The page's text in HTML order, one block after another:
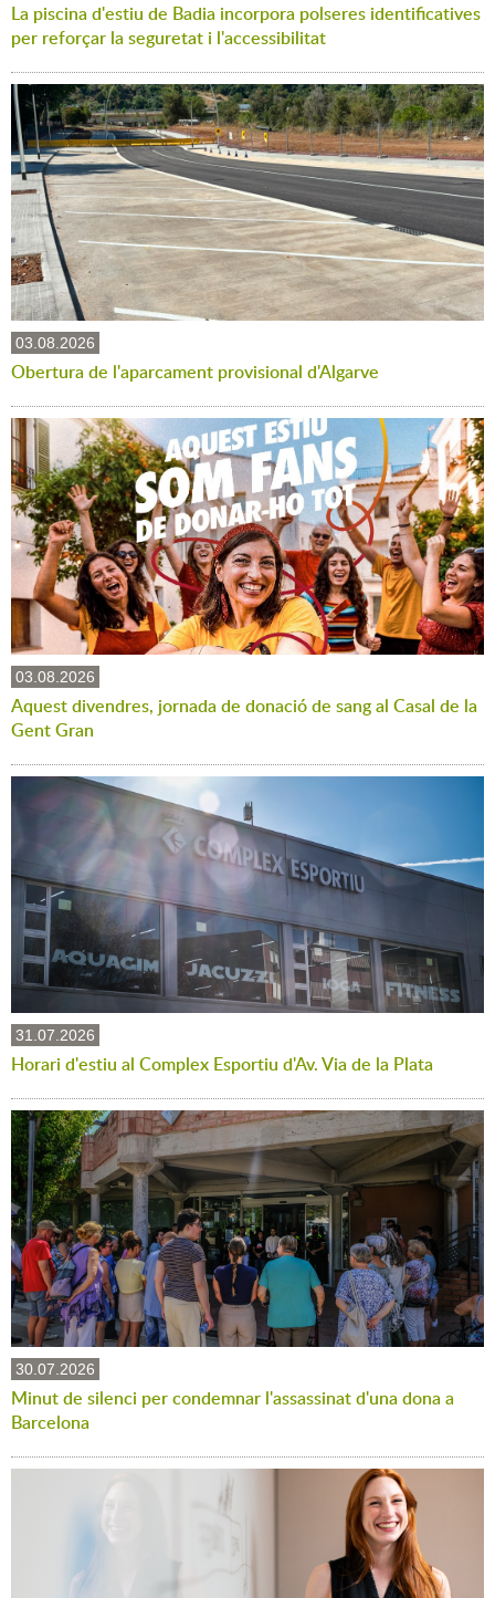
La piscina d'estiu de Badia incorpora polseres identificatives
per reforçar la seguretat i l'accessibilitat
03.08.2026
Obertura de l'aparcament provisional d'Algarve
03.08.2026
Aquest divendres, jornada de donació de sang al Casal de la
Gent Gran
31.07.2026
Horari d'estiu al Complex Esportiu d'Av. Via de la Plata
30.07.2026
Minut de silenci per condemnar l'assassinat d'una dona a
Barcelona